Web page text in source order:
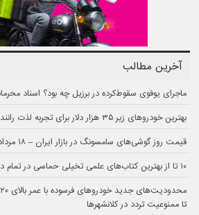
آخرین مطالب
ماجرای یوفوی سقوط‌کرده در برزیل چه بود؟ اسناد
بهترین خودروهای زیر ۳۵ هزار دلار برای تجربه لذت رانندگی در سال ۲۰۲۶
قیمت روز گوشی‌های سامسونگ در بازار ایران – ۱۸ مرداد ۱۴۰۵
۱۰ تا از بهترین کتاب‌های علمی تخیلی حماسی در تمام دوران
تا ممنوعیت تردد در کلانشهرها